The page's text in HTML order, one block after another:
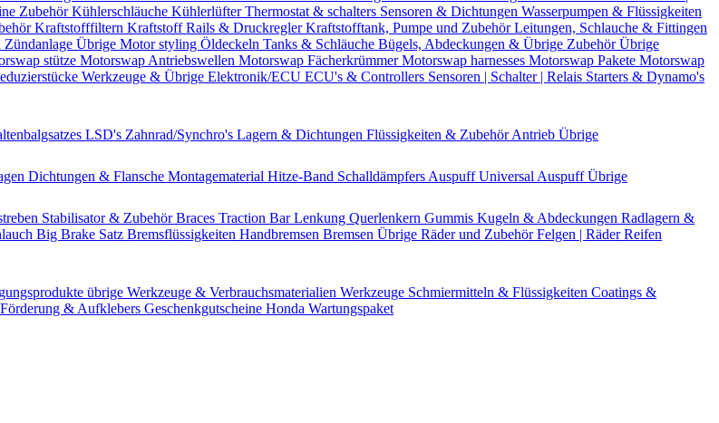
ZubehörKühlerschläuche KühlerlüfterThermostat & schalters Sensoren & Dichtungen Wasserpumpen & Flüssigkeiten
Kraftstofffiltern Kraftstoff Rails & DruckreglerKraftstofftank, Pumpe und ZubehörLeitungen, Schlauche & Fittingen
Zündanlage Übrige Motor styling Öldeckeln Tanks & Schläuche Bügels, Abdeckungen & Übrige ZubehörÜbrige
stütze Motorswap Antriebswellen Motorswap FächerkrümmerMotorswap harnesses Motorswap Pakete Motorswap
Werkzeuge & Übrige Elektronik/ECU ECU's & Controllers Sensoren | Schalter | Relais Starters & Dynamo's
LSD's Zahnrad/Synchro's Lagern & Dichtungen Flüssigkeiten & ZubehörAntrieb Übrige
Dichtungen & Flansche Montagematerial Hitze-Band Schalldämpfers Auspuff Universal Auspuff Übrige
Stabilisator & ZubehörBraces Traction BarLenkung Querlenkern Gummis Kugeln & Abdeckungen Radlagern &
Big Brake Satz Bremsflüssigkeiten Handbremsen Bremsen Übrige Räder und ZubehörFelgen | RäderReifen
übrige Werkzeuge & Verbrauchsmaterialien Werkzeuge Schmiermitteln & Flüssigkeiten Coatings &
Förderung & Aufklebers Geschenkgutscheine Honda Wartungspaket